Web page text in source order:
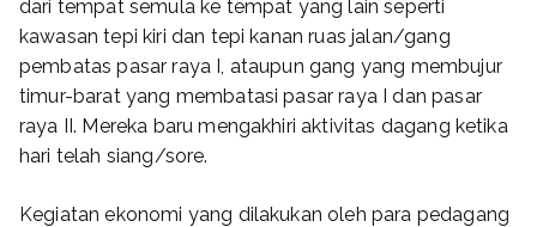
dari tempat semula ke tempat yang lain seperti
kawasan tepi kiri dan tepi kanan ruas jalan/gang
pembatas pasar raya I, ataupun gang yang membujur
timur-barat yang membatasi pasar raya I dan pasar
raya II. Mereka baru mengakhiri aktivitas dagang ketika
hari telah siang/sore.
Kegiatan ekonomi yang dilakukan oleh para pedagang